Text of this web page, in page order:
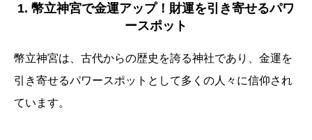
1. 幣立神宮で金運アップ！財運を引き寄せるパワ
ースポット
幣立神宮は、古代からの歴史を誇る神社であり、金運を
引き寄せるパワースポットとして多くの人々に信仰され
ています。